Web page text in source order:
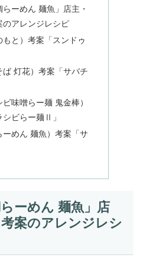
ーめん 麺魚」店主・
のアレンジレシピ
と）考案「スンドゥ
灯花）考案「サバチ
味噌らー麺 鬼金棒）
ビらー麺Ⅱ」
ーめん 麺魚）考案「サ
ーめん 麺魚」店
案のアレンジレシ